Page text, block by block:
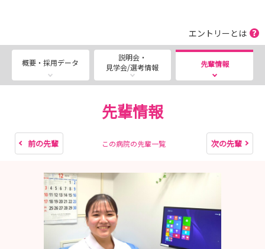
エントリーとは
概要・採用データ
説明会・
見学会/選考情報
先輩情報
先輩情報
前の先輩 この病院の先輩一覧 次の先輩